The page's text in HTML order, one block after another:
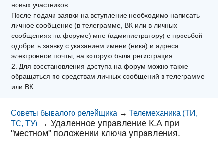
Видео РЗиА
Фотохостинг
Телеграм
новых участников.
После подачи заявки на вступление необходимо написать
личное сообщение (в телеграмме, ВК или в личных
сообщениях на форуме) мне (администратору) с просьбой
одобрить заявку с указанием имени (ника) и адреса
электронной почты, на которую была регистрация.
2. Для восстановления доступа на форум можно также
обращаться по средствам личных сообщений в телеграмме
или ВК.
Советы бывалого релейщика →Телемеханика (ТИ,
ТС, ТУ) →Удаленное управление К.А при
"местном" положении ключа управления.